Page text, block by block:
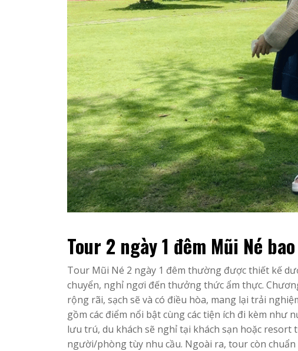
Tour 2 ngày 1 đêm Mũi Né
Tour Mũi Né 2 ngày 1 đêm thường được thiết kế
chuyển, nghỉ ngơi đến thưởng thức ẩm thực.
rộng rãi, sạch sẽ và có điều hòa, mang lại trải
gồm các điểm nổi bật cùng các tiện ích đi kèm như
lưu trú, du khách sẽ nghỉ tại khách sạn hoặc
người/phòng tùy nhu cầu. Ngoài ra, tour còn